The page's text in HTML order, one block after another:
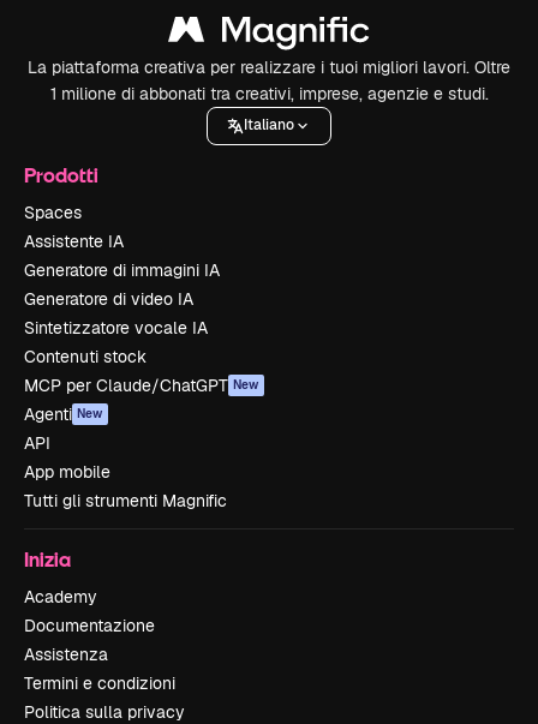
La piattaforma creativa per realizzare i tuoi migliori lavori. Oltre
1 milione di abbonati tra creativi, imprese, agenzie e studi.
Italiano
Prodotti
Spaces
Assistente IA
Generatore di immagini IA
Generatore di video IA
Sintetizzatore vocale IA
Contenuti stock
MCP per Claude/ChatGPT New
Agenti New
API
App mobile
Tutti gli strumenti Magnific
Inizia
Academy
Documentazione
Assistenza
Termini e condizioni
Politica sulla privacy